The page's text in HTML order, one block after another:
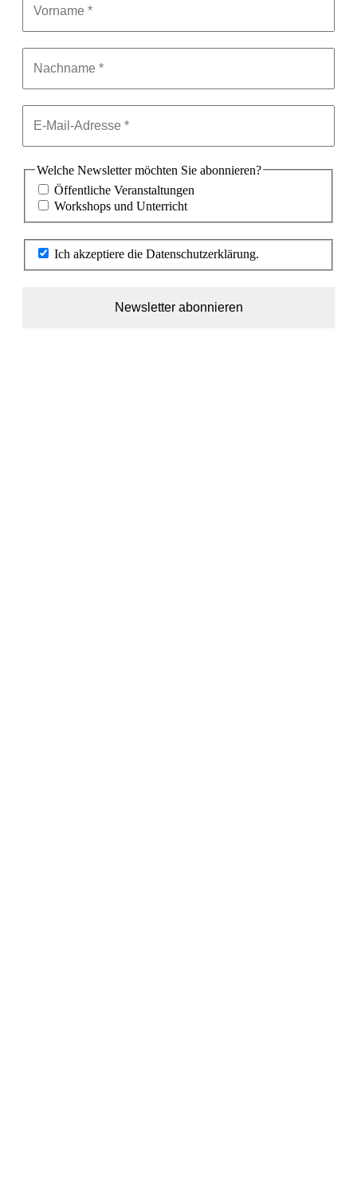
Welche Newsletter möchten Sie abonnieren?
Öffentliche Veranstaltungen
Workshops und Unterricht
Ich akzeptiere die Datenschutzerklärung.